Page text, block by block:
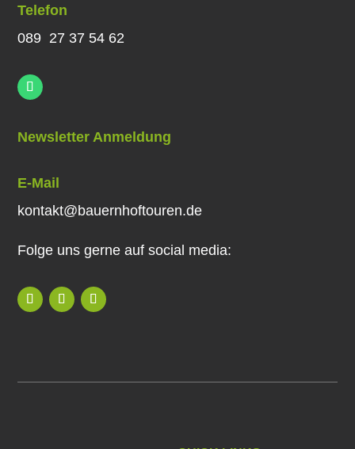
Telefon
089 27 37 54 62
Newsletter Anmeldung
E-Mail
kontakt@bauernhoftouren.de
Folge uns gerne auf social media: